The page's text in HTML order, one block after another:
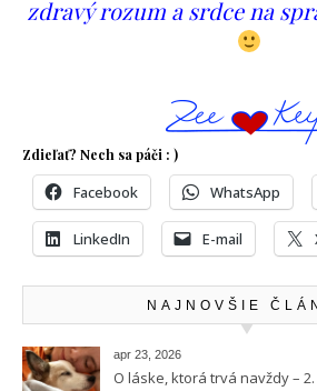
zdravý rozum a srdce na
Zdieľať? Nech sa páči : )
Facebook WhatsApp
LinkedIn E-mail
NAJNOVŠIE
apr 23, 2026
O láske, ktorá trvá navždy – 2.